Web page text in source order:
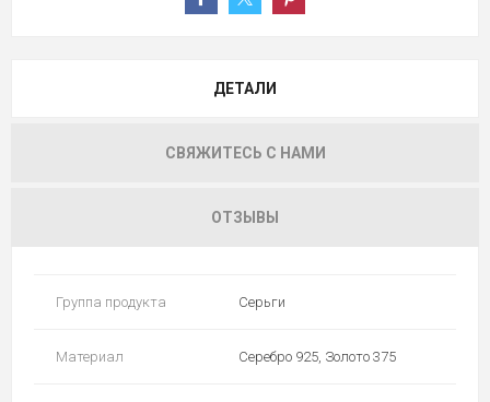
ДЕТАЛИ
СВЯЖИТЕСЬ С НАМИ
ОТЗЫВЫ
Группа продукта Серьги
Материал Серебро 925, Золото 375